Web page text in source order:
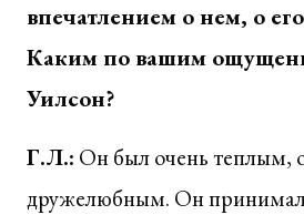
впечатлением о нем, о
Каким по вашим
Уилсон?
Г.Л.: Он был очень теплым,
дружелюбным. Он